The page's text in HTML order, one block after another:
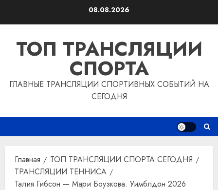
08.08.2026
ТОП ТРАНСЛЯЦИИ
СПОРТА
ГЛАВНЫЕ ТРАНСЛЯЦИИ СПОРТИВНЫХ СОБЫТИЙ НА
СЕГОДНЯ
Главная
ТОП ТРАНСЛЯЦИИ СПОРТА СЕГОДНЯ
ТРАНСЛЯЦИИ ТЕННИСА
Талия Гибсон — Мари Боузкова. Уимблдон 2026